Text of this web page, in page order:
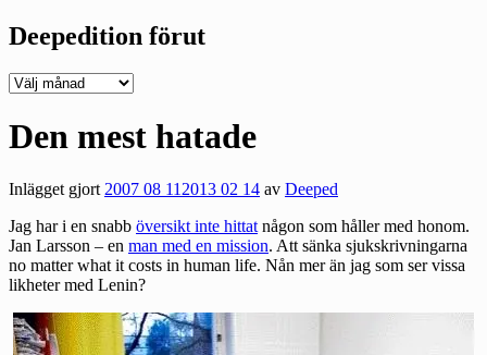
Deepedition förut
Deepedition
Den mest hatade
Inlägget gjort2007 08 112013 02 14 av Deeped
Jag har i en snabb översikt inte hittatnågon som håller med honom.
Jan Larsson – en man med en mission. Att sänka sjukskrivningarna
no matter what it costs in human life. Nån mer än jag som ser vissa
likheter med Lenin?